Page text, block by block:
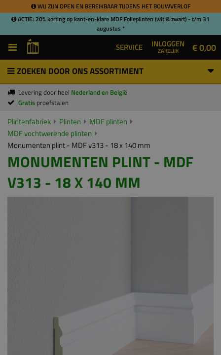
WIJ ZIJN OPEN EN BEREIKBAAR TIJDENS HET BOUWVERLOF
ACTIE: 20% korting op kant-en-klare MDF Folieplinten (wit & zwart) - t/m 31
augustus *
SERVICE INLOGGEN
ZAKELIJK € 0,00
ZOEKEN DOOR ONS ASSORTIMENT
Levering door heel Nederland en België
Gratis proefstalen
Plintenfabriek Plinten
MDF plinten
MDF vochtwerende plinten
Monumenten plint - MDF v313 - 18 x 140 mm
MONUMENTEN PLINT - MDF
V313 - 18 X 140 MM